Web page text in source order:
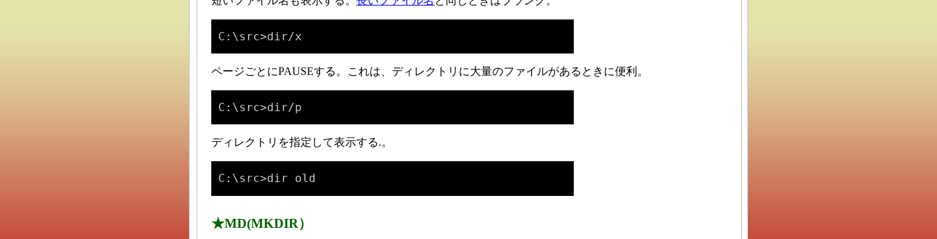
C:\src>dir/x
ページごとにPAUSEする。これは、ディレクトリに大量のファイルがあるときに便利。
C:\src>dir/p
ディレクトリを指定して表示する.。
C:\src>dir old
★MD(MKDIR）